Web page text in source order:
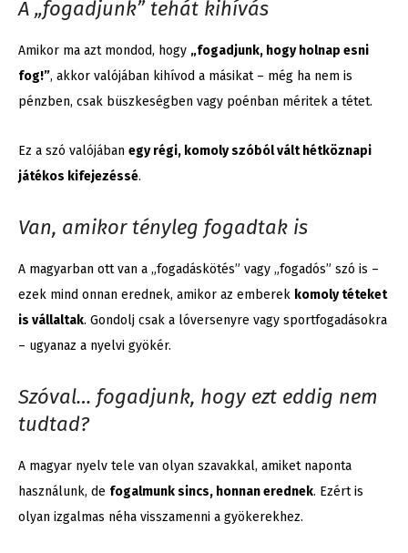
A „fogadjunk” tehát kihívás
Amikor ma azt mondod, hogy „fogadjunk, hogy holnap esni
fog!”, akkor valójában kihívod a másikat – még ha nem is
pénzben, csak büszkeségben vagy poénban méritek a tétet.
Ez a szó valójában egy régi, komoly szóból vált hétköznapi
játékos kifejezéssé.
Van, amikor tényleg fogadtak is
A magyarban ott van a „fogadáskötés” vagy „fogadós” szó is –
ezek mind onnan erednek, amikor az emberek komoly téteket
is vállaltak. Gondolj csak a lóversenyre vagy sportfogadásokra
– ugyanaz a nyelvi gyökér.
Szóval… fogadjunk, hogy ezt eddig nem
tudtad?
A magyar nyelv tele van olyan szavakkal, amiket naponta
használunk, de fogalmunk sincs, honnan erednek. Ezért is
olyan izgalmas néha visszamenni a gyökerekhez.